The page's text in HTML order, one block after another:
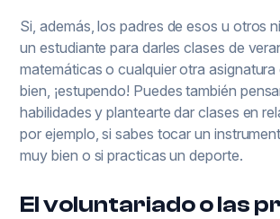
Si, además, los padres de esos u otros
un estudiante para darles clases de
matemáticas o cualquier otra asignatura
bien, ¡estupendo! Puedes también
habilidades y plantearte dar clases en
por ejemplo, si sabes tocar un
muy bien o si practicas un deporte.
El voluntariado o las